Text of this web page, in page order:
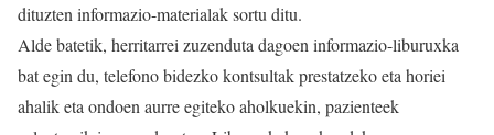
dituzten informazio-materialak sortu ditu.
Alde batetik, herritarrei zuzenduta dagoen informazio-liburuxka
bat egin du, telefono bidezko kontsultak prestatzeko eta horiei
ahalik eta ondoen aurre egiteko aholkuekin, pazienteek